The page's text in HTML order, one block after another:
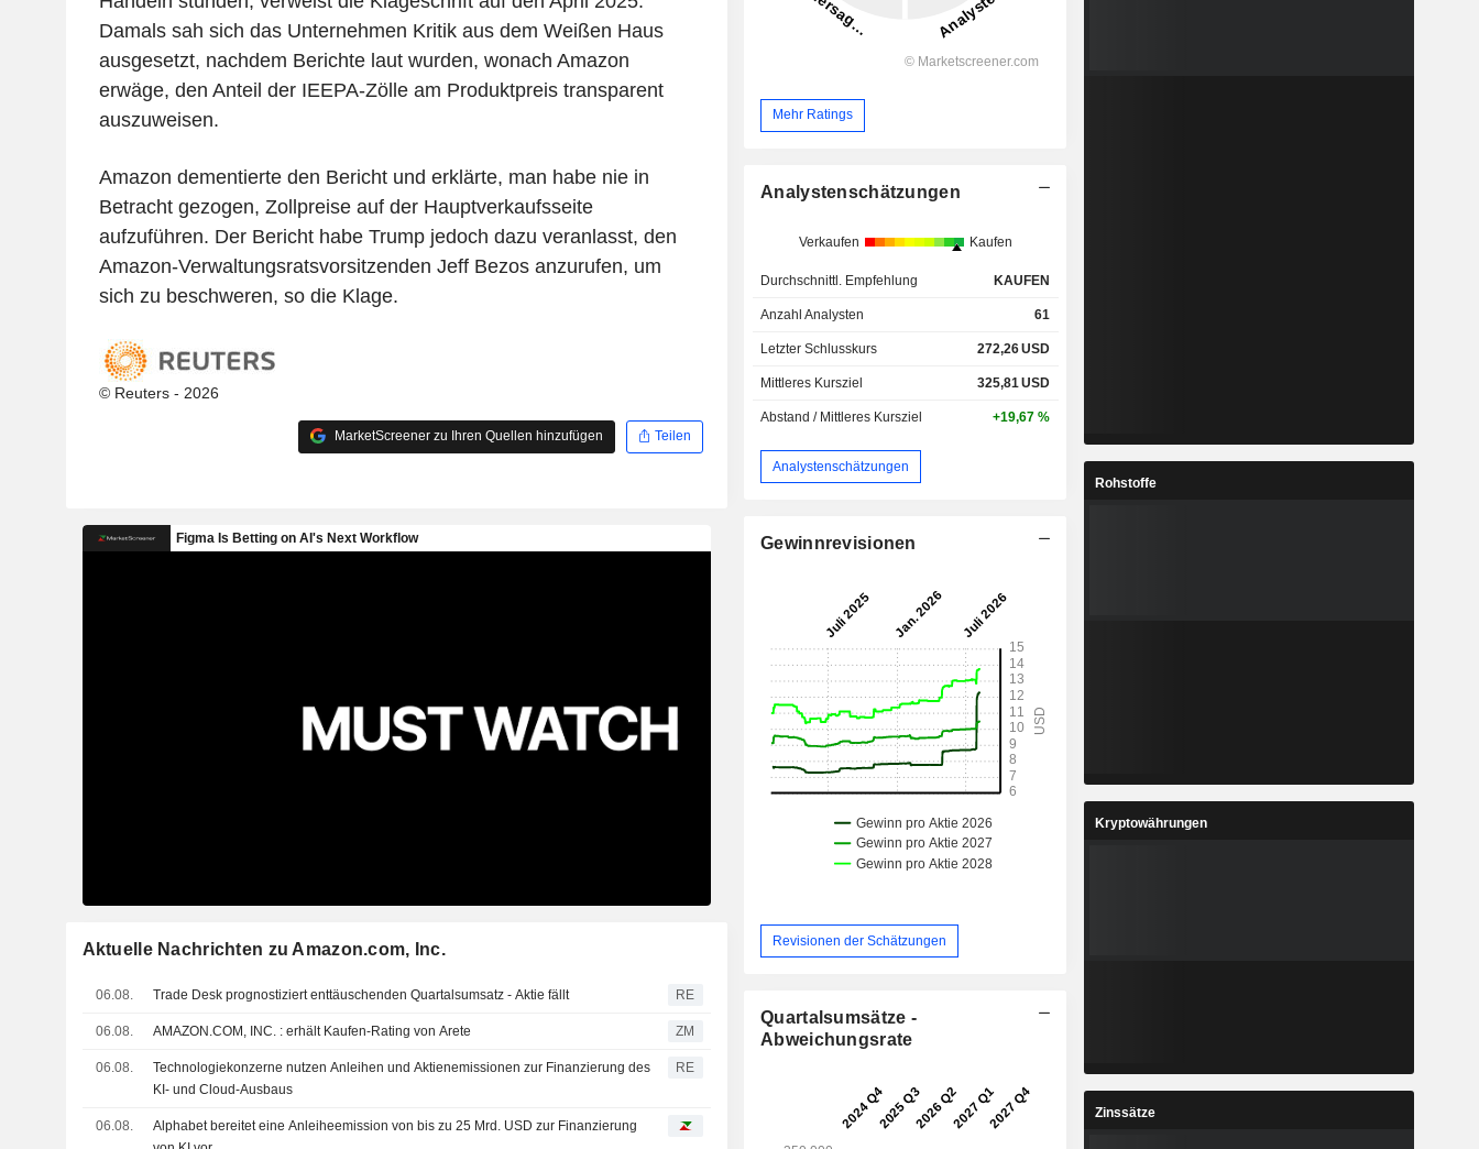
Damals sah sich das Unternehmen Kritik aus dem Weißen Haus
ausgesetzt, nachdem Berichte laut wurden, wonach Amazon
erwäge, den Anteil der IEEPA-Zölle am Produktpreis transparent
auszuweisen.
Amazon dementierte den Bericht und erklärte, man habe nie in
Betracht gezogen, Zollpreise auf der Hauptverkaufsseite
aufzuführen. Der Bericht habe Trump jedoch dazu veranlasst, den
Amazon-Verwaltungsratsvorsitzenden Jeff Bezos anzurufen, um
sich zu beschweren, so die Klage.
© Reuters - 2026
MarketScreener zu Ihren Quellen hinzufügen Teilen
Aktuelle Nachrichten zu Amazon.com, Inc.
06.08. Trade Desk prognostiziert enttäuschenden Quartalsumsatz - Aktie fällt RE
06.08. AMAZON.COM, INC. : erhält Kaufen-Rating von Arete ZM
06.08.
Technologiekonzerne nutzen Anleihen und Aktienemissionen zur Finanzierung des
KI- und Cloud-Ausbaus
RE
06.08.
Alphabet bereitet eine Anleiheemission von bis zu 25 Mrd. USD zur Finanzierung
Mehr Ratings
Analystenschätzungen
Verkaufen Kaufen
Durchschnittl. Empfehlung KAUFEN
Anzahl Analysten 61
Letzter Schlusskurs 272,26USD
Mittleres Kursziel 325,81USD
Abstand / Mittleres Kursziel +19,67 %
Analystenschätzungen
Gewinnrevisionen
Revisionen der Schätzungen
Quartalsumsätze -
Abweichungsrate
Rohstoffe
Kryptowährungen
Zinssätze